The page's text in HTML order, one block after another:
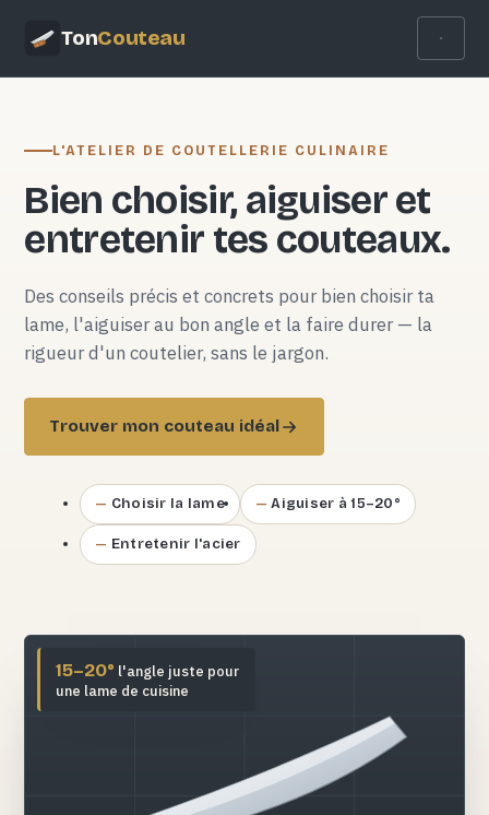
TonCouteau
L'ATELIER DE COUTELLERIE CULINAIRE
Bien choisir, aiguiser et
entretenir tes couteaux.
Des conseils précis et concrets pour bien choisir ta
lame, l'aiguiser au bon angle et la faire durer — la
rigueur d'un coutelier, sans le jargon.
Trouver mon couteau idéal
Choisir la lame Aiguiser à 15–20°
Entretenir l'acier
15–20° l'angle juste pour
une lame de cuisine